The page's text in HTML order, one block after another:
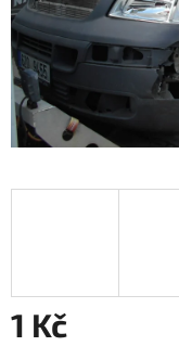
1 Kč